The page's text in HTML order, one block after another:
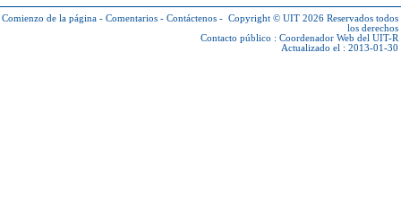
Comienzo de la página - Comentarios - Contáctenos - Copyright © UIT 2026 Reservados todos
los derechos
Contacto público : Coordenador Web del UIT-R
Actualizado el : 2013-01-30